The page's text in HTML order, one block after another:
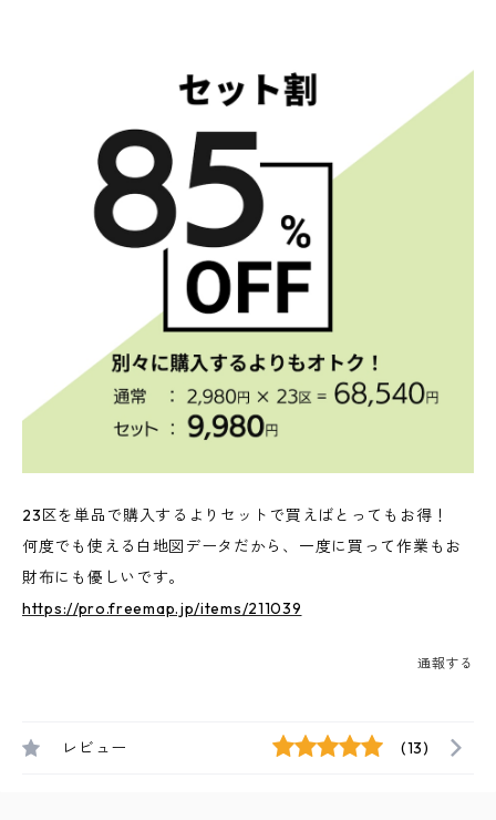
23区を単品で購入するよりセットで買えばとってもお得！
何度でも使える白地図データだから、一度に買って作業もお
財布にも優しいです。
https://pro.freemap.jp/items/211039
通報する
レビュー (13)